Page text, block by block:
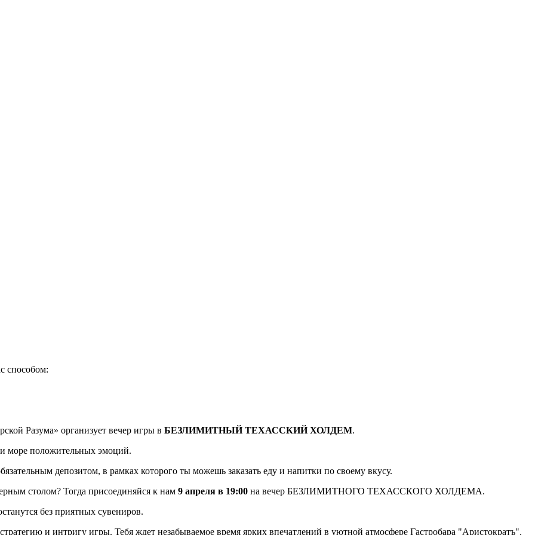
способом:
Разума» организует вечер игры в БЕЗЛИМИТНЫЙ ТЕХАССКИЙ ХОЛДЕМ.
море положительных эмоций.
депозитом, в рамках которого ты можешь заказать еду и напитки по своему вкусу.
столом? Тогда присоединяйся к нам 9 апреля в 19:00 на вечер БЕЗЛИМИТНОГО ТЕХАССКОГО ХОЛДЕМА.
без приятных сувениров.
и интригу игры. Тебя ждет незабываемое время ярких впечатлений в уютной атмосфере Гастробара "Аристократъ".